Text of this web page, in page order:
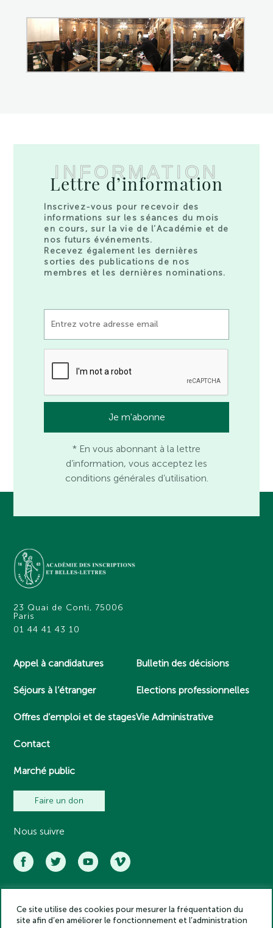
INFORMATION
Lettre d’information
Inscrivez-vous pour recevoir des
informations sur les séances du mois
en cours, sur la vie de l’Académie et de
nos futurs événements.
Recevez également les dernières
sorties des publications de nos
membres et les dernières nominations.
* En vous abonnant à la lettre
d’information, vous acceptez les
conditions générales d’utilisation.
23 Quai de Conti, 75006
Paris
01 44 41 43 10
Appel à candidatures
Séjours à l’étranger
Offres d’emploi et de stages
Contact
Marché public
Bulletin des décisions
Elections professionnelles
Vie Administrative
Faire un don
Nous suivre
Académie des inscriptions et belles lettres – Tous droits réservés
2025
Ce site utilise des cookies pour mesurer la fréquentation du
site afin d’en améliorer le fonctionnement et l’administration